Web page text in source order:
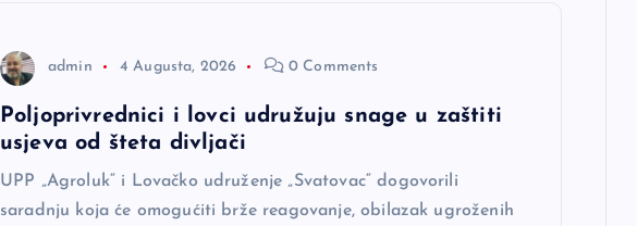
admin 4 Augusta, 2026 0 Comments
Poljoprivrednici i lovci udružuju snage u zaštiti
usjeva od šteta divljači
UPP „Agroluk“ i Lovačko udruženje „Svatovac“ dogovorili
saradnju koja će omogućiti brže reagovanje, obilazak ugroženih